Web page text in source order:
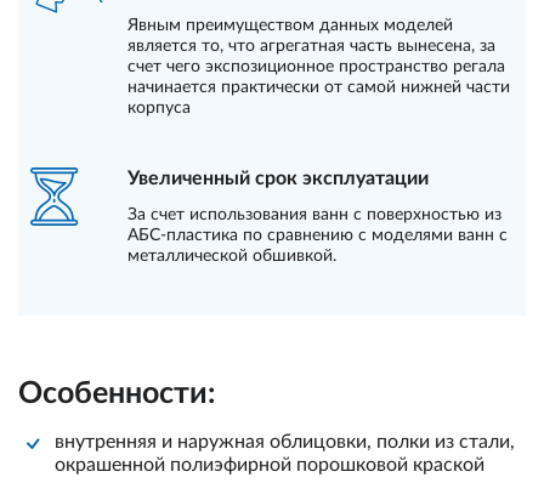
Явным преимуществом данных моделей
является то, что агрегатная часть вынесена, за
счет чего экспозиционное пространство регала
начинается практически от самой нижней части
корпуса
Увеличенный срок эксплуатации
За счет использования ванн с поверхностью из
АБС-пластика по сравнению с моделями ванн с
металлической обшивкой.
Особенности:
внутренняя и наружная облицовки, полки из стали,
окрашенной полиэфирной порошковой краской